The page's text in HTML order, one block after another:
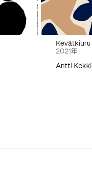
Kevätkiuru
2021年
Antti Kekki